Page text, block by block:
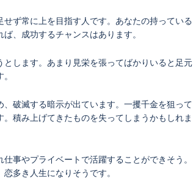
ず常に上を目指す人です。あなたの持っている
、成功するチャンスはあります。
とします。あまり見栄を張ってばかりいると足元
、破滅する暗示が出ています。一攫千金を狙って
積み上げてきたものを失ってしまうかもしれま
事やプライベートで活躍することができそう。
多き人生になりそうです。